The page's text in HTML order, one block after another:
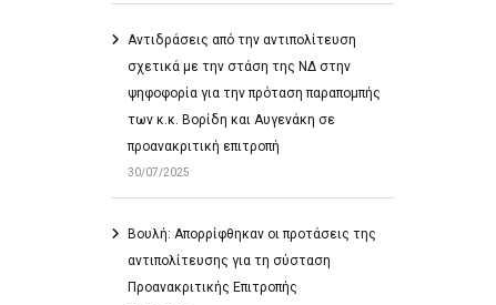
Αντιδράσεις από την αντιπολίτευση
σχετικά με την στάση της ΝΔ στην
ψηφοφορία για την πρόταση παραπομπής
των κ.κ. Βορίδη και Αυγενάκη σε
προανακριτική επιτροπή
30/07/2025
Βουλή: Απορρίφθηκαν οι προτάσεις της
αντιπολίτευσης για τη σύσταση
Προανακριτικής Επιτροπής